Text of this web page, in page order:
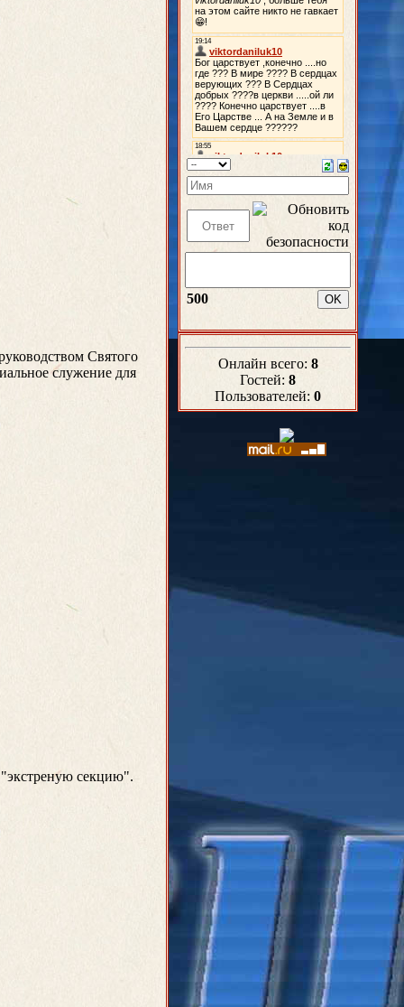
Святого
служение для
секцию".
500
Онлайн всего: 8
Гостей: 8
Пользователей: 0